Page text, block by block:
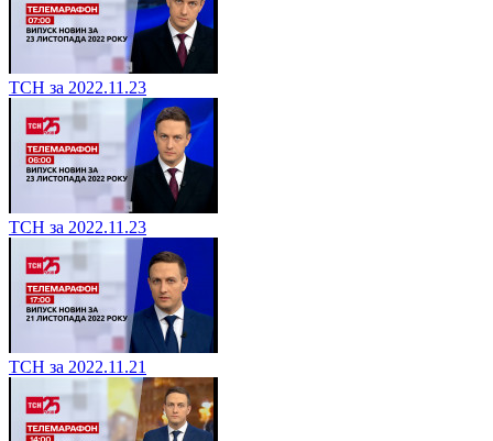
ТСН за 2022.11.23
ТСН за 2022.11.23
ТСН за 2022.11.21